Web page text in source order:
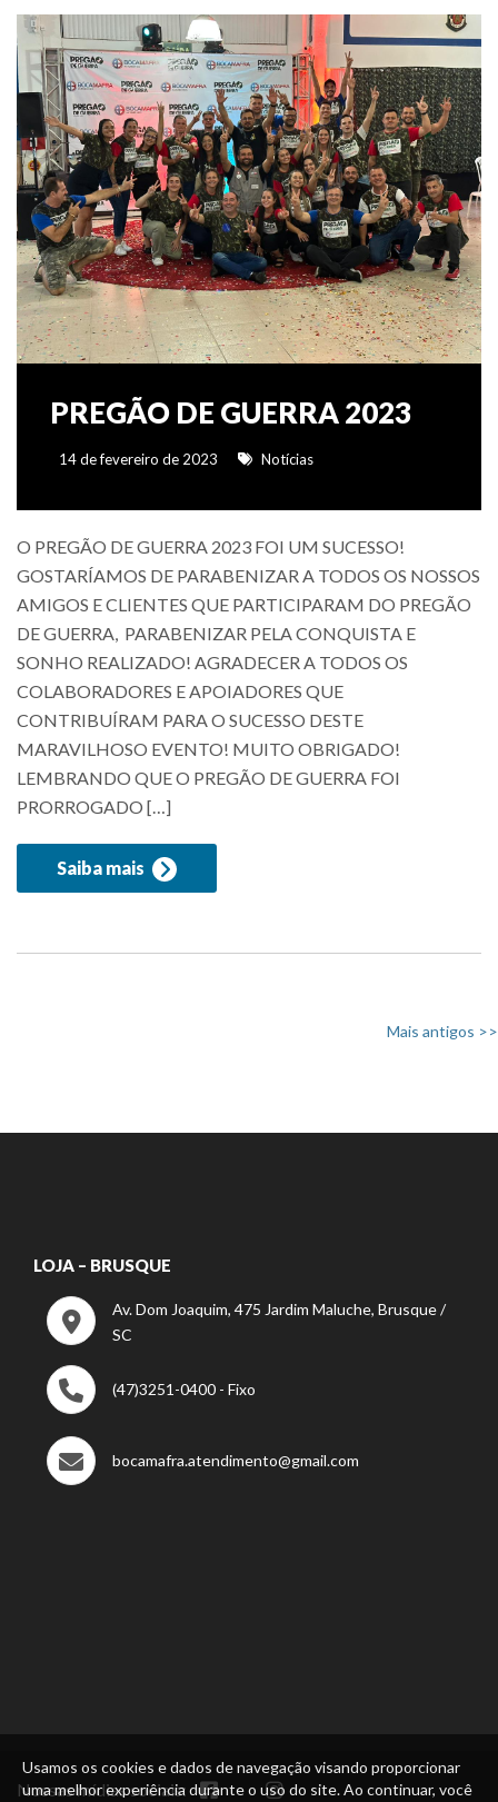
Usamos os cookies e dados de navegação visando proporcionar
uma melhor experiência durante o uso do site. Ao continuar, você
PREGÃO DE GUERRA 2023
14 de fevereiro de 2023 Notícias
O PREGÃO DE GUERRA 2023 FOI UM SUCESSO!
GOSTARÍAMOS DE PARABENIZAR A TODOS OS NOSSOS
AMIGOS E CLIENTES QUE PARTICIPARAM DO PREGÃO
DE GUERRA, PARABENIZAR PELA CONQUISTA E
SONHO REALIZADO! AGRADECER A TODOS OS
COLABORADORES E APOIADORES QUE
CONTRIBUÍRAM PARA O SUCESSO DESTE
MARAVILHOSO EVENTO! MUITO OBRIGADO!
LEMBRANDO QUE O PREGÃO DE GUERRA FOI
PRORROGADO […]
Saiba mais
Mais antigos >>
LOJA – BRUSQUE
Av. Dom Joaquim, 475 Jardim Maluche, Brusque /
SC
(47)3251-0400 - Fixo
bocamafra.atendimento@gmail.com
Nossas mídias sociais: